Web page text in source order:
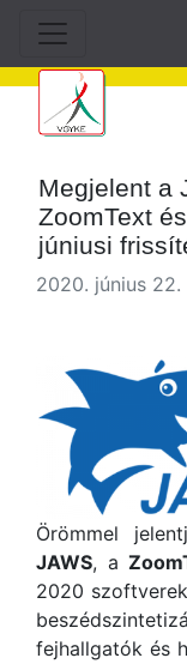
Megjelent a
ZoomText
júniusi
2020. június 22.
Örömmel
JAWS, a
2020
fejhallgatók és